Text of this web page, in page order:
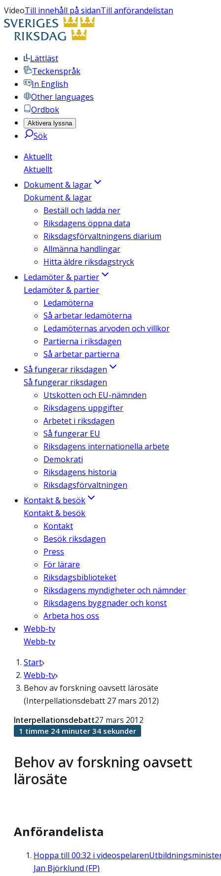
VideoTill innehåll på sidanTill anförandelistan
Lättläst
Teckenspråk
In English
Other languages
Ordbok
Aktivera lyssna
Sök
Aktuellt
Aktuellt
Dokument & lagar
Dokument & lagar
Beställ och ladda ner
Riksdagens öppna data
Riksdagsförvaltningens diarium
Allmänna handlingar
Hitta äldre riksdagstryck
Ledamöter & partier
Ledamöter & partier
Ledamöterna
Så arbetar ledamöterna
Ledamöternas arvoden och villkor
Partierna i riksdagen
Så arbetar partierna
Så fungerar riksdagen
Så fungerar riksdagen
Utskotten och EU-nämnden
Riksdagens uppgifter
Arbetet i riksdagen
Så fungerar EU
Riksdagens internationella arbete
Demokrati
Riksdagens historia
Riksdagsförvaltningen
Kontakt & besök
Kontakt & besök
Kontakt
Besök riksdagen
Press
För lärare
Riksdagsbiblioteket
Riksdagens myndigheter och nämnder
Riksdagens byggnader och konst
Arbeta hos oss
Webb-tv
Webb-tv
Start
Webb-tv
Behov av forskning oavsett lärosäte
(Interpellationsdebatt 27 mars 2012)
Behov av forskning oavsett
lärosäte
Interpellationsdebatt27 mars 2012
1 timme 24 minuter 34 sekunder
Anförandelista
Hoppa till 00:32 i videospelaren
Jan Björklund (FP)